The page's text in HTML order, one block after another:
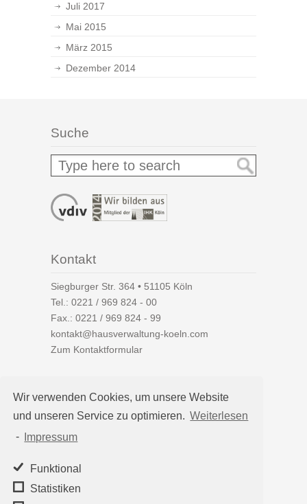
Wir verwenden Cookies, um unsere Website
und unseren Service zu optimieren. Weiterlesen
-
Impressum
Funktional
Statistiken
Juli 2017
Mai 2015
März 2015
Dezember 2014
Suche
Kontakt
Siegburger Str. 364 • 51105 Köln
Tel.: 0221 / 969 824 - 00
Fax.: 0221 / 969 824 - 99
kontakt@hausverwaltung-koeln.com
Zum Kontaktformular
Auf einen Blick
Hausverwaltung Köln
Immobilienverwaltung Köln
WEG-Verwaltung